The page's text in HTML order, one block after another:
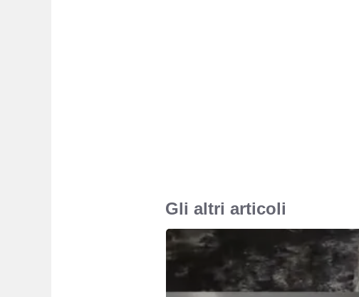
Gli altri articoli